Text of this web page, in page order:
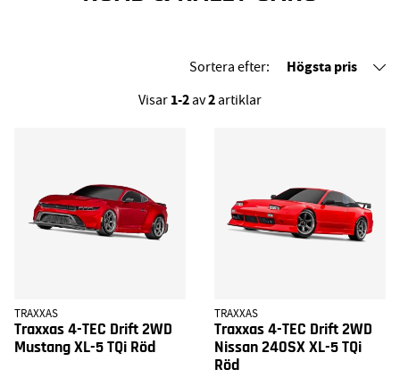
Sortera efter: Högsta pris
Visar 1-2av2artiklar
TRAXXAS
Traxxas 4-TEC Drift 2WD
Mustang XL-5 TQi Röd
TRAXXAS
Traxxas 4-TEC Drift 2WD
Nissan 240SX XL-5 TQi
Röd